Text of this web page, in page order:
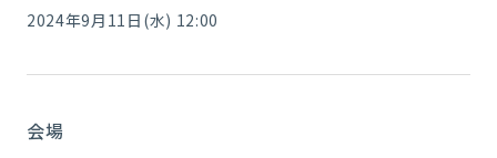
2024年9月11日(水) 12:00
会場